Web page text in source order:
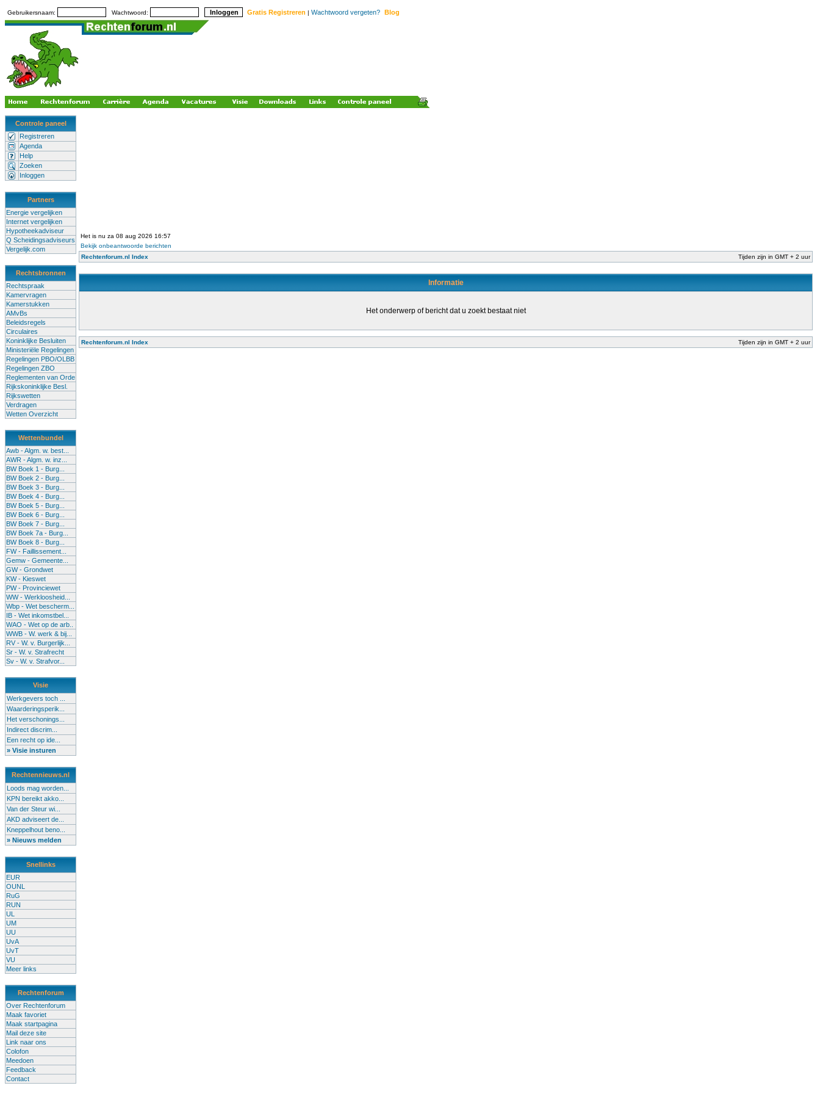
Gebruikersnaam: Wachtwoord: Gratis Registreren | Wachtwoord vergeten? Blog
Controle paneel
Registreren
Agenda
Help
Zoeken
Inloggen
Partners
Energie vergelijken
Internet vergelijken
Hypotheekadviseur
Q Scheidingsadviseurs
Vergelijk.com
Rechtsbronnen
Rechtspraak
Kamervragen
Kamerstukken
AMvBs
Beleidsregels
Circulaires
Koninklijke Besluiten
Ministeriële Regelingen
Regelingen PBO/OLBB
Regelingen ZBO
Reglementen van Orde
Rijkskoninklijke Besl.
Rijkswetten
Verdragen
Wetten Overzicht
Wettenbundel
Awb - Algm. w. best...
AWR - Algm. w. inz...
BW Boek 1 - Burg...
BW Boek 2 - Burg...
BW Boek 3 - Burg...
BW Boek 4 - Burg...
BW Boek 5 - Burg...
BW Boek 6 - Burg...
BW Boek 7 - Burg...
BW Boek 7a - Burg...
BW Boek 8 - Burg...
FW - Faillissement...
Gemw - Gemeente...
GW - Grondwet
KW - Kieswet
PW - Provinciewet
WW - Werkloosheid...
Wbp - Wet bescherm...
IB - Wet inkomstbel...
WAO - Wet op de arb..
WWB - W. werk & bij...
RV - W. v. Burgerlijk...
Sr - W. v. Strafrecht
Sv - W. v. Strafvor...
Visie
Werkgevers toch ...
Waarderingsperik...
Het verschonings...
Indirect discrim...
Een recht op ide...
» Visie insturen
Rechtennieuws.nl
Loods mag worden...
KPN bereikt akko...
Van der Steur wi...
AKD adviseert de...
Kneppelhout beno...
» Nieuws melden
Snellinks
EUR
OUNL
RuG
RUN
UL
UM
UU
UvA
UvT
VU
Meer links
Rechtenforum
Over Rechtenforum
Maak favoriet
Maak startpagina
Mail deze site
Link naar ons
Colofon
Meedoen
Feedback
Contact
Het is nu za 08 aug 2026 16:57
Bekijk onbeantwoorde berichten
Rechtenforum.nl Index
Tijden zijn in GMT + 2 uur
Informatie
Het onderwerp of bericht dat u zoekt bestaat niet
Rechtenforum.nl Index Tijden zijn in GMT + 2 uur